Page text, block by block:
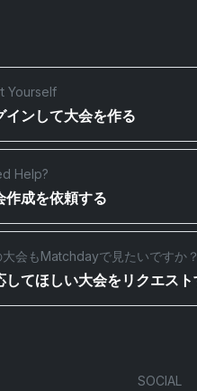
Yourself
インして大会を作る
Help?
作成を依頼する
大会もMatchdayで見たいですか？
してほしい大会をリクエスト
SOCIAL